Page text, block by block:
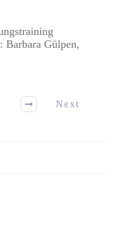
Barbara Gülpen,
Next